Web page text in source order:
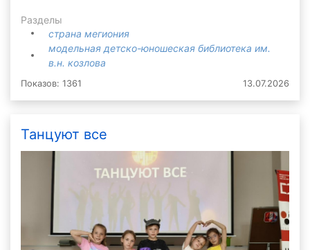
Разделы
страна мегиония
модельная детско-юношеская библиотека им.
в.н. козлова
Показов: 1361 13.07.2026
Танцуют все